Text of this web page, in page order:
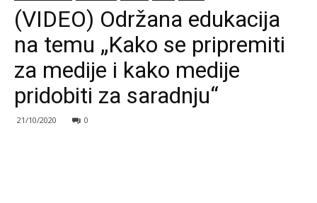
(VIDEO) Održana edukacija
na temu „Kako se pripremiti
za medije i kako medije
pridobiti za saradnju“
21/10/2020 0